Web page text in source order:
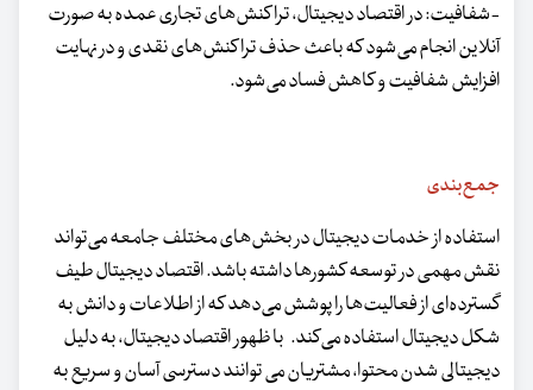
-شفافیت: در اقتصاد دیجیتال، تراکنش‌های تجاری عمده به صورت
آنلاین انجام می‌شود که باعث حذف تراکنش‌های نقدی و در نهایت
افزایش شفافیت و کاهش فساد می‌شود.
جمع‌بندی
استفاده از خدمات دیجیتال در بخش‌های مختلف جامعه می‌تواند
نقش مهمی در توسعه کشورها داشته باشد. اقتصاد دیجیتال طیف
گسترده‌ای از فعالیت‌ها را پوشش می‌دهد که از اطلاعات و دانش به
شکل دیجیتال استفاده می‌کند. با ظهور اقتصاد دیجیتال، به دلیل
دیجیتالی شدن محتوا، مشتریان می توانند دسترسی آسان و سریع به